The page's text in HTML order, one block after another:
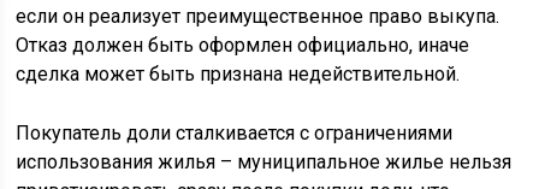
если он реализует преимущественное право выкупа.
Отказ должен быть оформлен официально, иначе
сделка может быть признана недействительной.
Покупатель доли сталкивается с ограничениями
использования жилья – муниципальное жилье нельзя